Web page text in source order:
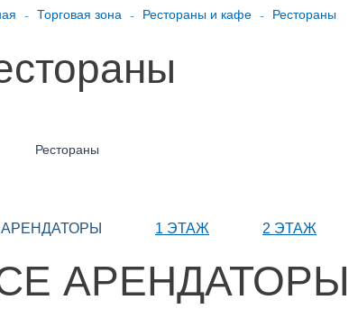
- Торговая зона - Рестораны и кафе - Рестораны
Рестораны
1 ЭТАЖ 2 ЭТАЖ
АРЕНДАТОРЫ